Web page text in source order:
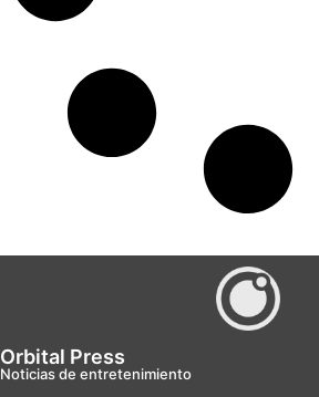
Orbital Press
Noticias de entretenimiento